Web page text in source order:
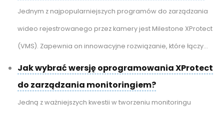
Jednym z najpopularniejszych programów do zarządzania
wideo rejestrowanego przez kamery jest Milestone XProtect
(VMS). Zapewnia on innowacyjne rozwiązanie, które łączy...
Jak wybrać wersję oprogramowania XProtect
do zarządzania monitoringiem?
Jedną z ważniejszych kwestii w tworzeniu monitoringu